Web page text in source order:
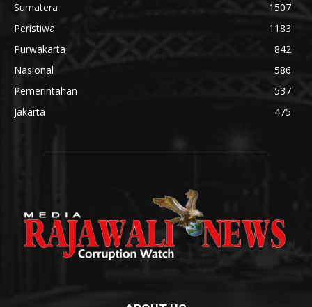
Sumatera
1507
Peristiwa
1183
Purwakarta
842
Nasional
586
Pemerintahan
537
Jakarta
475